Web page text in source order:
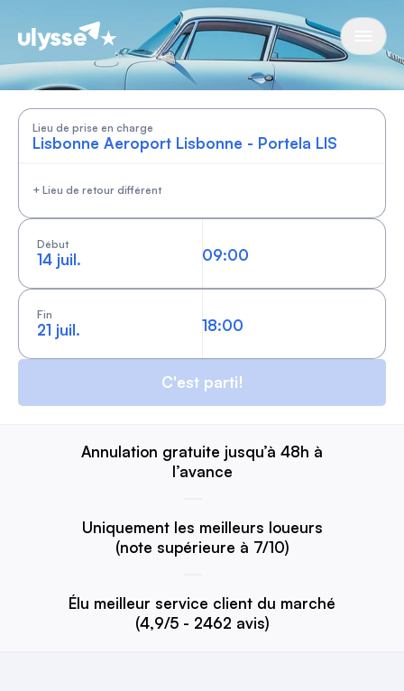
Lieu de prise en charge
+ Lieu de retour différent
Début
14 juil.
Fin
21 juil.
C'est parti!
Annulation gratuite jusqu’à 48h à
l’avance
Uniquement les meilleurs loueurs
(note supérieure à 7/10)
Élu meilleur service client du marché
(4,9/5 - 2462 avis)